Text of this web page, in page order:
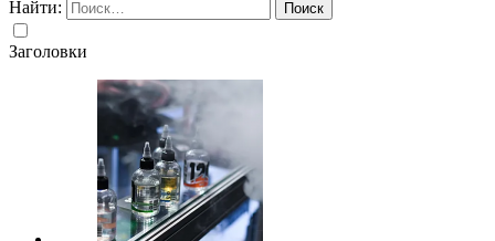
Найти:
Заголовки